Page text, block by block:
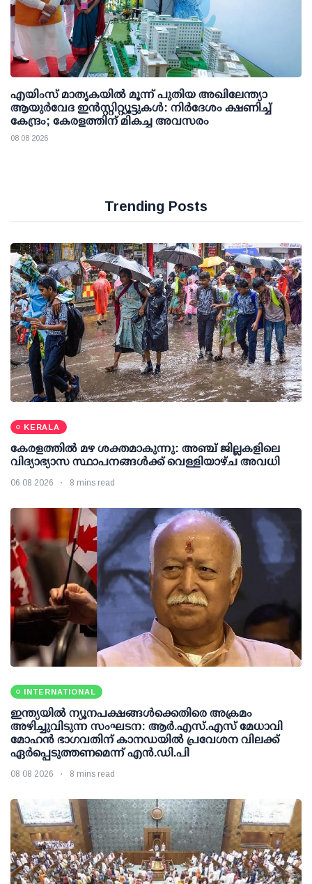
എയിംസ് മാതൃകയില്‍ മൂന്ന് പുതിയ അഖിലേന്ത്യാ
ആയുര്‍വേദ ഇന്‍സ്റ്റിറ്റ്യൂട്ടുകള്‍: നിര്‍ദേശം ക്ഷണിച്ച്
കേന്ദ്രം; കേരളത്തിന് മികച്ച അവസരം
08 08 2026
Trending Posts
KERALA
കേരളത്തില്‍ മഴ ശക്തമാകുന്നു: അഞ്ച് ജില്ലകളിലെ
വിദ്യാഭ്യാസ സ്ഥാപനങ്ങള്‍ക്ക് വെള്ളിയാഴ്ച അവധി
06 08 2026 8 mins read
INTERNATIONAL
ഇന്ത്യയില്‍ ന്യൂനപക്ഷങ്ങള്‍ക്കെതിരെ അക്രമം
അഴിച്ചുവിടുന്ന സംഘടന: ആര്‍.എസ്.എസ് മേധാവി
മോഹന്‍ ഭാഗവതിന് കാനഡയില്‍ പ്രവേശന വിലക്ക്
ഏര്‍പ്പെടുത്തണമെന്ന് എന്‍.ഡി.പി
08 08 2026 8 mins read